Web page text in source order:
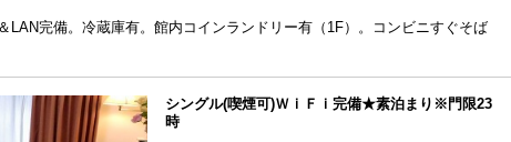
LAN完備。冷蔵庫有。館内コインランドリー有（1F）。コンビニすぐそば
シングル(喫煙可)ＷｉＦｉ完備★素泊まり※門限23
時